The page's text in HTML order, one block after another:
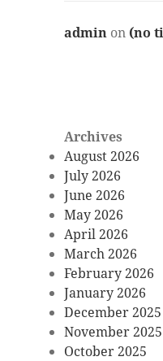
admin on (no
Archives
August 2026
July 2026
June 2026
May 2026
April 2026
March 2026
February 2026
January 2026
December 2025
November 2025
October 2025